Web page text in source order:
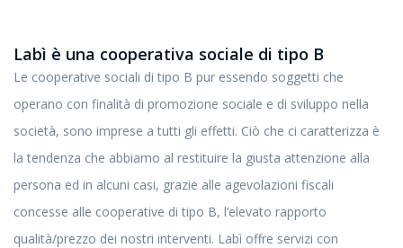
Labì è una cooperativa sociale di tipo B
Le cooperative sociali di tipo B pur essendo soggetti che
operano con finalità di promozione sociale e di sviluppo nella
società, sono imprese a tutti gli effetti. Ciò che ci caratterizza è
la tendenza che abbiamo al restituire la giusta attenzione alla
persona ed in alcuni casi, grazie alle agevolazioni fiscali
concesse alle cooperative di tipo B, l’elevato rapporto
qualità/prezzo dei nostri interventi. Labì offre servizi con